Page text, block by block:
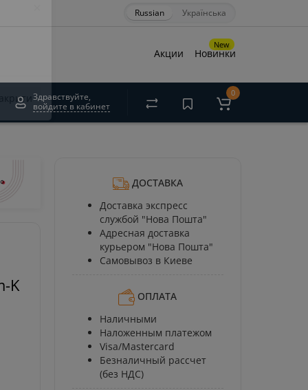
Russian Українська
Акции
New
Новинки
Здравствуйте,
войдите в кабинет
0
K
ДОСТАВКА
Доставка экспресс
службой "Нова Пошта"
Адресная доставка
курьером "Нова Пошта"
Самовывоз в Киеве
ОПЛАТА
Наличными
Наложенным платежом
Visa/Mastercard
Безналичный рассчет
(без НДС)